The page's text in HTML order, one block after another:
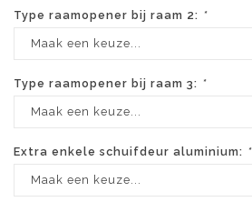
Type raamopener bij raam 2: *
Maak een keuze...
Type raamopener bij raam 3: *
Maak een keuze...
Extra enkele schuifdeur aluminium: *
Maak een keuze...